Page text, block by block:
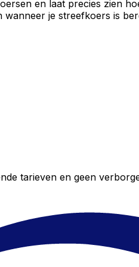
en laat precies zien
je streefkoers is
tarieven en geen